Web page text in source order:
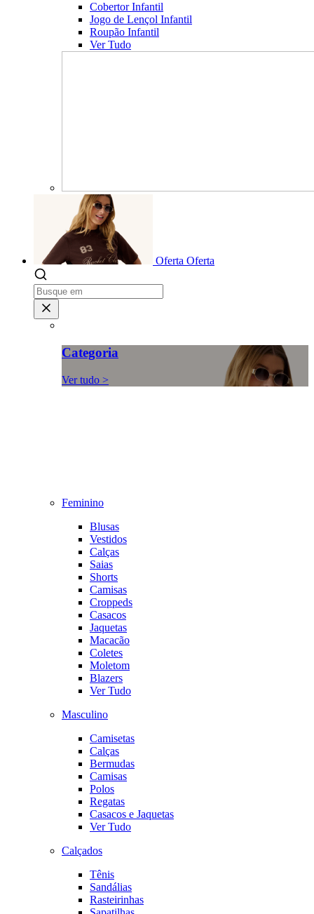
Cobertor Infantil
Jogo de Lençol Infantil
Roupão Infantil
Ver Tudo
Oferta Oferta
Categoria
Ver tudo >
Feminino
Blusas
Vestidos
Calças
Saias
Shorts
Camisas
Croppeds
Casacos
Jaquetas
Macacão
Coletes
Moletom
Blazers
Ver Tudo
Masculino
Camisetas
Calças
Bermudas
Camisas
Polos
Regatas
Casacos e Jaquetas
Ver Tudo
Calçados
Tênis
Sandálias
Rasteirinhas